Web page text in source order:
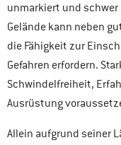
unmarkiert und schwer
Gelände kann neben
die Fähigkeit zur
Gefahren erfordern.
Schwindelfreiheit,
Ausrüstung
Allein aufgrund seiner